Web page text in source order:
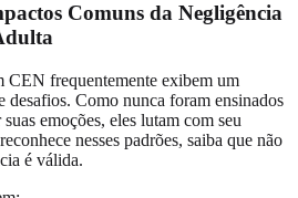
Comuns da Negligência
CEN frequentemente exibem um
desafios. Como nunca foram ensinados
emoções, eles lutam com seu
nesses padrões, saiba que não
é válida.